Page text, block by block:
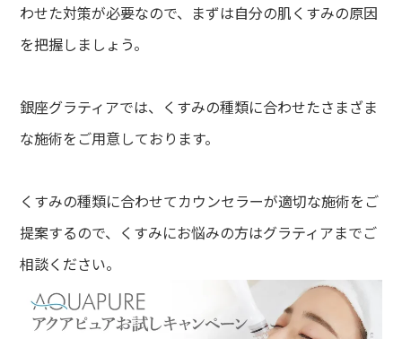
わせた対策が必要なので、まずは自分の肌くすみの原因
を把握しましょう。
銀座グラティアでは、くすみの種類に合わせたさまざま
な施術をご用意しております。
くすみの種類に合わせてカウンセラーが適切な施術をご
提案するので、くすみにお悩みの方はグラティアまでご
相談ください。